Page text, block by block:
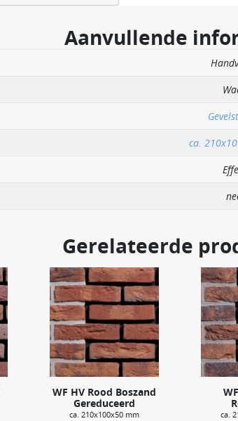
Aanvullende
ca.
Gerelateerde
WF HV Rood Boszand
Gereduceerd
ca. 210x100x50 mm ca.